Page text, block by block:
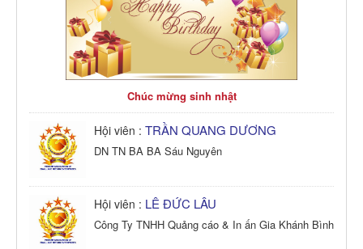
Chúc mừng sinh nhật
Hội viên : TRẦN QUANG DƯƠNG
DN TN BA BA Sáu Nguyên
Hội viên : LÊ ĐỨC LÂU
Công Ty TNHH Quảng cáo & In ấn Gia Khánh Bình